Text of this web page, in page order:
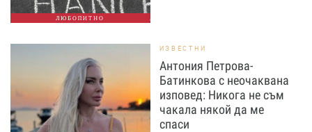
ЛЮБОПИТНО
ИЗВЕСТНИ
Антония Петрова-
Батинкова с неочаквана
изповед: Никога не съм
чакала някой да ме
спаси